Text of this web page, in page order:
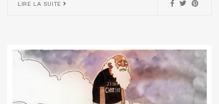
LIRE LA SUITE